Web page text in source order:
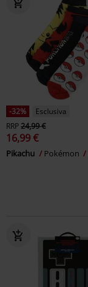
-32%
Esclusiva
RRP24,99 €
16,99 €
Pikachu Pokémon